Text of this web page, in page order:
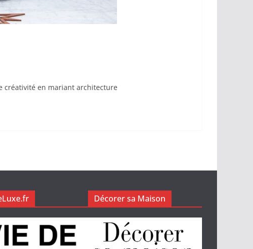
créativité en mariant architecture
Décorer sa Maison